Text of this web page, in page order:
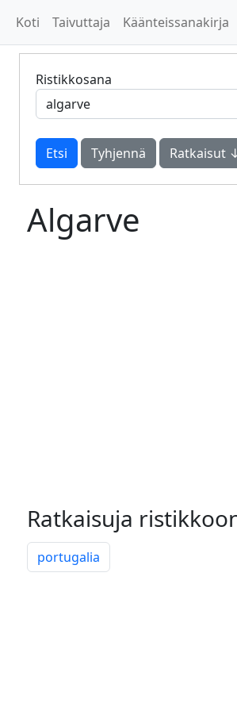
Koti Taivuttaja Käänteissanakirja
Ristikkosana
Tyhjennä Ratkaisut
Algarve
Ratkaisuja
portugalia